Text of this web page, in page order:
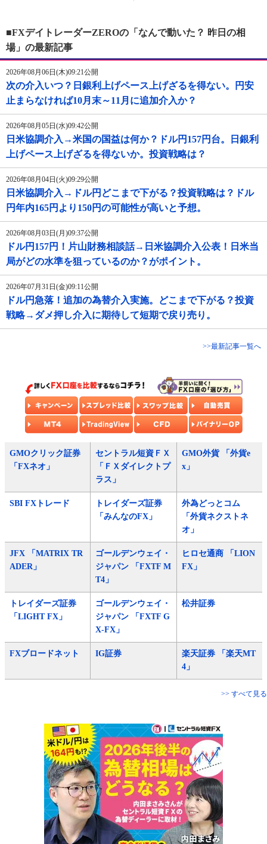
■FXデイトレーダーZEROの「なんで動いた？ 昨日の相
場」の最新記事
2026年08月06日(木)09:21公開
次の介入いつ？日銀利上げペース上げざるを得ない。円安
止まらなければ10月末～11月に追加介入か？
2026年08月05日(水)09:42公開
日米協調介入→米国の国益は何か？ドル円157円台。日銀利
上げペース上げざるを得ないか。投資戦略は？
2026年08月04日(火)09:29公開
日米協調介入→ドル円どこまで下がる？投資戦略は？ドル
円年内165円より150円の可能性が高いと予想。
2026年08月03日(月)09:37公開
ドル円157円！片山財務相談話→日米協調介入公表！日米当
局がどの水準を狙っているのか？がポイント。
2026年07月31日(金)09:11公開
ドル円急落！追加の為替介入実施。どこまで下がる？投資
戦略→ダメ押し介入に期待して短期で戻り売り。
>>最新記事一覧へ
GMOクリック証券
「FXネオ」
セントラル短資ＦＸ
「ＦＸダイレクトプ
ラス」
GMO外貨 「外貨e
x」
SBI FXトレード
トレイダーズ証券
「みんなのFX」
外為どっとコム
「外貨ネクストネ
オ」
JFX 「MATRIX TR
ADER」
ゴールデンウェイ・
ジャパン 「FXTF M
T4」
ヒロセ通商 「LION
FX」
トレイダーズ証券
「LIGHT FX」
ゴールデンウェイ・
ジャパン 「FXTF G
X-FX」
松井証券
FXブロードネット IG証券
楽天証券 「楽天MT
4」
>> すべて見る